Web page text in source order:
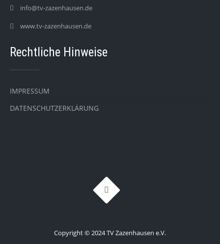
info@tv-zazenhausen.de
www.tv-zazenhausen.de
Rechtliche Hinweise
IMPRESSUM
DATENSCHUTZERKLÄRUNG
Copyright © 2024 TV Zazenhausen e.V.